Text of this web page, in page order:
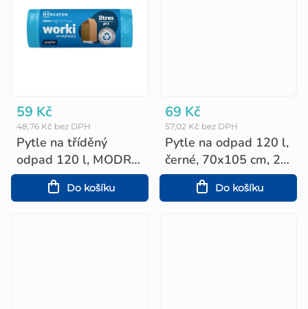
Pytle na tříděný
odpad 120 l, MODRÉ
(pro papír), 70x105
cm, 10 ks v roli
48,76 Kč bez DPH
59 Kč
Do košíku
Pytle na odpad 120 l,
černé, 70x105 cm, 25
ks v roli
57,02 Kč bez DPH
69 Kč
Do košíku